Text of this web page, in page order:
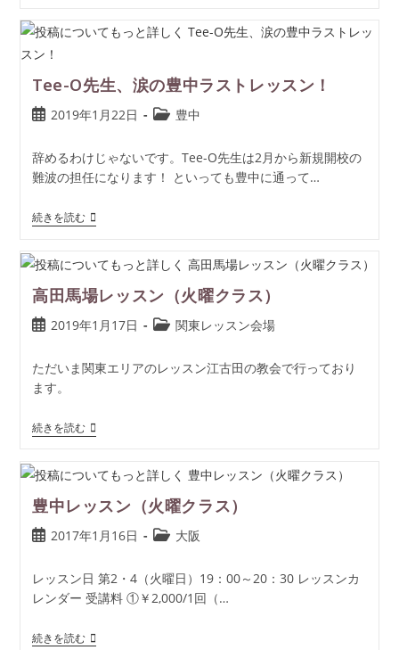
Tee-O先生、涙の豊中ラストレッスン！
2019年1月22日 豊中
辞めるわけじゃないです。Tee-O先生は2月から新規開校の
難波の担任になります！ といっても豊中に通って…
続きを読む
高田馬場レッスン（火曜クラス）
2019年1月17日 関東レッスン会場
ただいま関東エリアのレッスン江古田の教会で行っており
ます。
続きを読む
豊中レッスン（火曜クラス）
2017年1月16日 大阪
レッスン日 第2・4（火曜日）19：00～20：30 レッスンカ
レンダー 受講料 ①￥2,000/1回（…
続きを読む